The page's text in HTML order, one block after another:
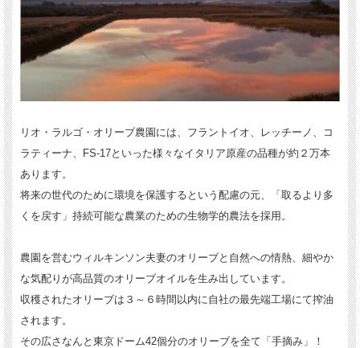
リオ・ラルゴ・オリーブ農園には、フラントイオ、レッチーノ、コ
ラティーナ、FS-17といった様々なイタリア原産の品種が約２万本
あります。
将来の世代のために環境を保護するという配慮の元、「取るより多
くを戻す」持続可能な農業のための生物学的農法を採用。
農園を営むウィルキンソン夫妻のオリーブと自然への情熱、細やか
な気配りが高品質のオリーブオイルを生み出しています。
収穫されたオリーブは３～６時間以内に自社の最先端工場にて搾油
されます。
その広さなんと東京ドーム42個分のオリーブを全て「手摘み」！